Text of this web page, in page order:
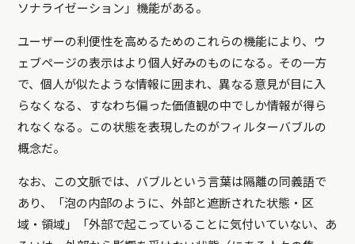
ソナライゼーション」機能がある。
ユーザーの利便性を高めるためのこれらの機能により、ウ
ェブページの表示はより個人好みのものになる。その一方
で、個人が似たような情報に囲まれ、異なる意見が目に入
らなくなる、すなわち偏った価値観の中でしか情報が得ら
れなくなる。この状態を表現したのがフィルターバブルの
概念だ。
なお、この文脈では、バブルという言葉は隔離の同義語で
あり、「泡の内部のように、外部と遮断された状態・区
域・領域」「外部で起こっていることに気付いていない、あ